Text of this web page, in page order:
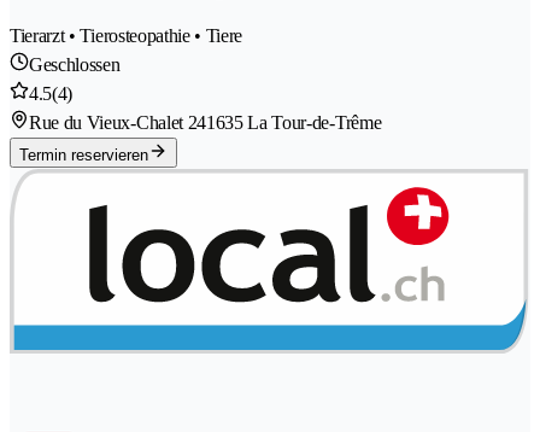
Tierarzt • Tierosteopathie • Tiere
Geschlossen
4.5(4)
Rue du Vieux-Chalet 241635 La Tour-de-Trême
Termin reservieren